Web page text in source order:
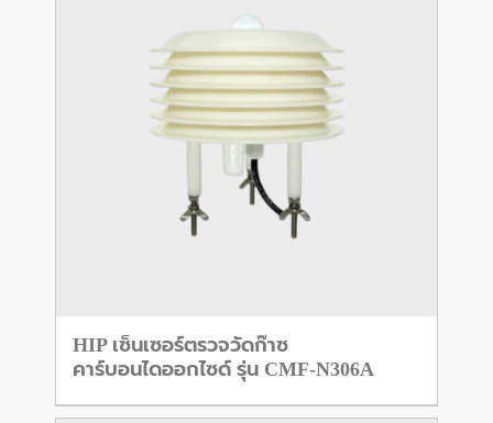
HIP เซ็นเซอร์ตรวจวัดก๊าซ
คาร์บอนไดออกไซด์ รุ่น CMF-N306A